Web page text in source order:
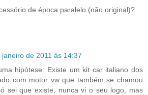
de época paralelo (não original)?
janeiro de 2011 às 14:37
hipótese: Existe um kit car italiano dos
com motor vw que também se chamou
sei que existe, nunca vi o seu logo, mas